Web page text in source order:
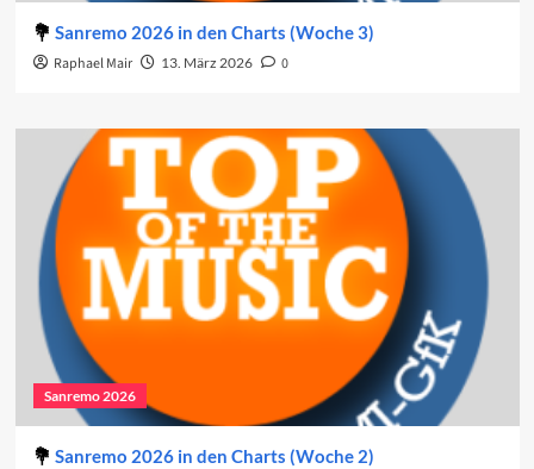
Sanremo 2026 in den Charts (Woche 3)
Raphael Mair 13. März 2026 0
Sanremo 2026
Sanremo 2026 in den Charts (Woche 2)